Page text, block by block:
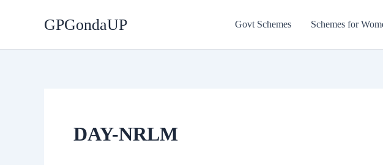
GPGondaUP Govt Schemes Schemes for
DAY-NRLM